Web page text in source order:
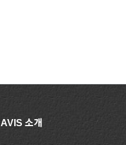
AVIS 소개